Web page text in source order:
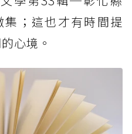
；這也才有時間提
心境。